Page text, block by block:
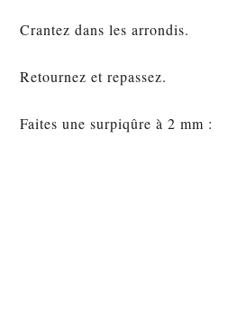
Crantez dans les arrondis.
Retournez et repassez.
Faites une surpiqûre à 2 mm :